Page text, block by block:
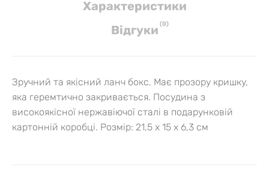
Характеристики
Вiдгуки (0)
Зручний та якісний ланч бокс. Має прозору кришку,
яка геремтично закривається. Посудина з
високоякісної нержавіючої сталі в подарунковій
картонній коробці. Розмір: 21,5 х 15 х 6,3 см